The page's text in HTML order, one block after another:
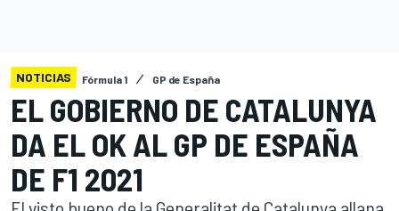
NOTICIAS Fórmula 1 GP de España
EL GOBIERNO DE CATALUNYA
DA EL OK AL GP DE ESPAÑA
DE F1 2021